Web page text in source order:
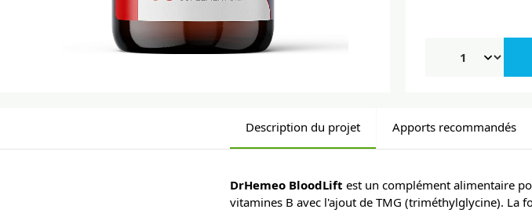
Description du projet Apports recommandés
DrHemeo BloodLift est un complément alimentaire
vitamines B avec l'ajout de TMG (triméthylglycine). La